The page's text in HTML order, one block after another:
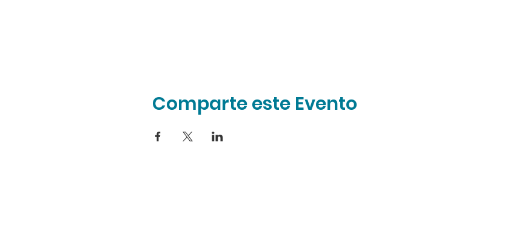
Comparte este Evento